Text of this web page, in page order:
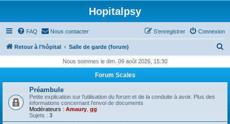
Hopitalpsy
FAQ Nous contacter Connexion
S’enregistrer
Retour à l'hôpital Salle de garde (forum)
h
c
Nous sommes le dim. 09 août 2026, 15:30
Forum Scales
Préambule
Petite explication sur l'utilisation du forum et de la conduite à avoir. Plus des
informations concernant l'envoi de documents
Modérateurs : Amaury gg
Sujets : 3